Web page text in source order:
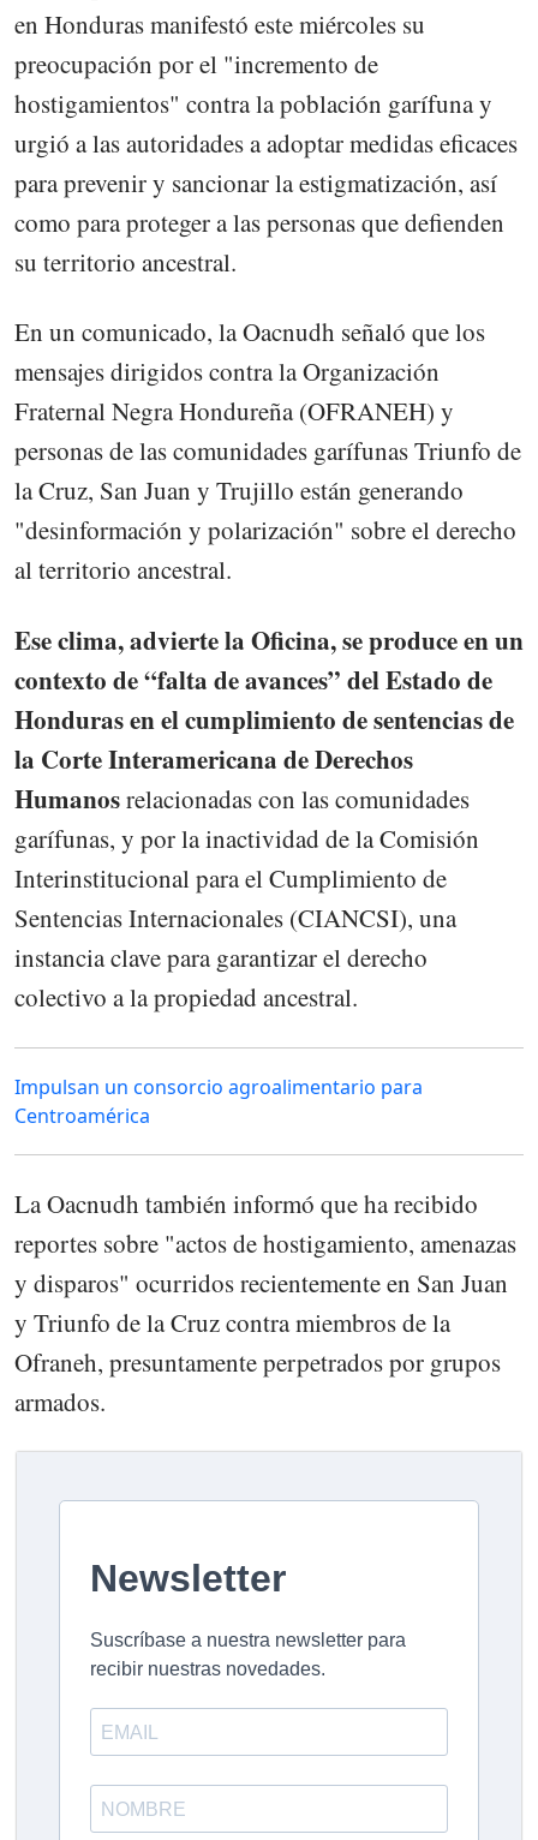
en Honduras manifestó este miércoles su
preocupación por el "incremento de
hostigamientos" contra la población garífuna y
urgió a las autoridades a adoptar medidas eficaces
para prevenir y sancionar la estigmatización, así
como para proteger a las personas que defienden
su territorio ancestral.
En un comunicado, la Oacnudh señaló que los
mensajes dirigidos contra la Organización
Fraternal Negra Hondureña (OFRANEH) y
personas de las comunidades garífunas Triunfo de
la Cruz, San Juan y Trujillo están generando
"desinformación y polarización" sobre el derecho
al territorio ancestral.
Ese clima, advierte la Oficina, se produce en un
contexto de “falta de avances” del Estado de
Honduras en el cumplimiento de sentencias de
la Corte Interamericana de Derechos
Humanosrelacionadas con las comunidades
garífunas, y por la inactividad de la Comisión
Interinstitucional para el Cumplimiento de
Sentencias Internacionales (CIANCSI), una
instancia clave para garantizar el derecho
colectivo a la propiedad ancestral.
Impulsan un consorcio agroalimentario para
Centroamérica
La Oacnudh también informó que ha recibido
reportes sobre "actos de hostigamiento, amenazas
y disparos" ocurridos recientemente en San Juan
y Triunfo de la Cruz contra miembros de la
Ofraneh, presuntamente perpetrados por grupos
armados.